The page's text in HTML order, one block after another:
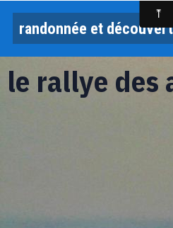
randonnée et
le rallye des